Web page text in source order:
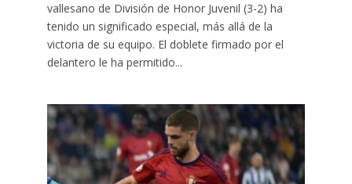
vallesano de División de Honor Juvenil (3-2) ha
tenido un significado especial, más allá de la
victoria de su equipo. El doblete firmado por el
delantero le ha permitido...